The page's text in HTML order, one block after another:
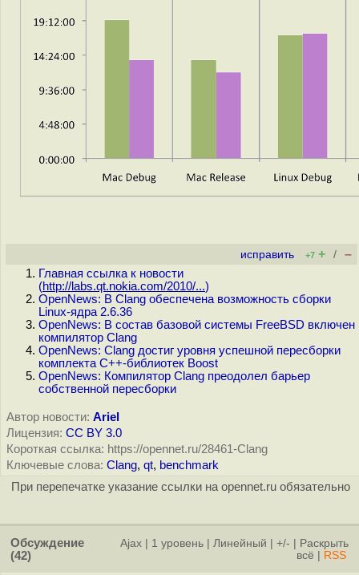
исправить +7 + / –
Главная ссылка к новости
(http://labs.qt.nokia.com/2010/...)
OpenNews: В Clang обеспечена возможность сборки
Linux-ядра 2.6.36
OpenNews: В состав базовой системы FreeBSD включен
компилятор Clang
OpenNews: Clang достиг уровня успешной пересборки
комплекта C++-библиотек Boost
OpenNews: Компилятор Clang преодолел барьер
собственной пересборки
Автор новости: Ariel
Лицензия: CC BY 3.0
Короткая ссылка: https://opennet.ru/28461-Clang
Ключевые слова: Clang, qt, benchmark
При перепечатке указание ссылки на opennet.ru обязательно
Обсуждение
(42)
Ajax 1 уровень Линейный +/-
Раскрыть
всё
RSS